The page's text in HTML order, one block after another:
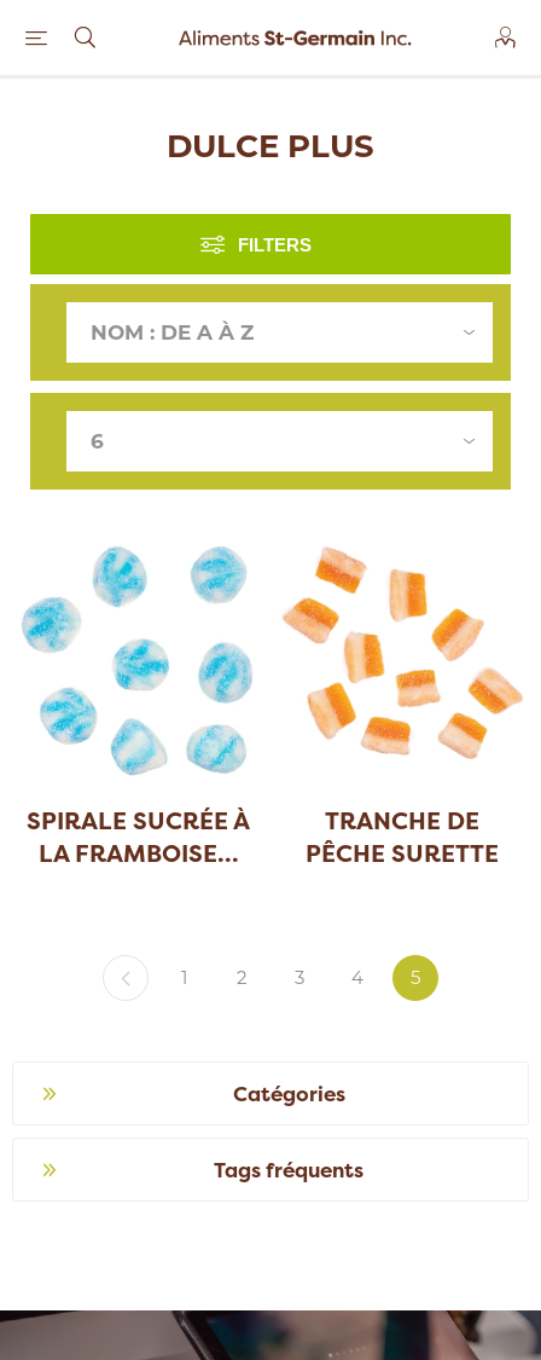
DULCE PLUS
FILTERS
SPIRALE SUCRÉE À
LA FRAMBOISE...
TRANCHE DE
PÊCHE SURETTE
1 2 3 4 5
Catégories
Tags fréquents